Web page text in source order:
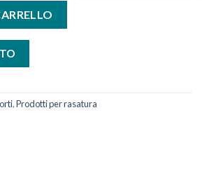
,Prodotti per rasatura